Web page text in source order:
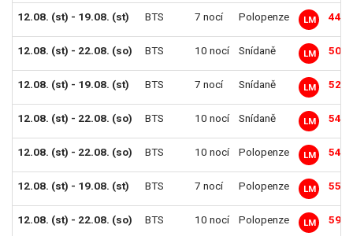
12.08. (st) - 19.08. (st) BTS 7 nocí Polopenze LM 44
12.08. (st) - 22.08. (so) BTS 10 nocí Snídaně LM 50
12.08. (st) - 19.08. (st) BTS 7 nocí Snídaně LM 52
12.08. (st) - 22.08. (so) BTS 10 nocí Snídaně LM 54
12.08. (st) - 22.08. (so) BTS 10 nocí Polopenze LM 54
12.08. (st) - 19.08. (st) BTS 7 nocí Polopenze LM 55
12.08. (st) - 22.08. (so) BTS 10 nocí Polopenze LM 59